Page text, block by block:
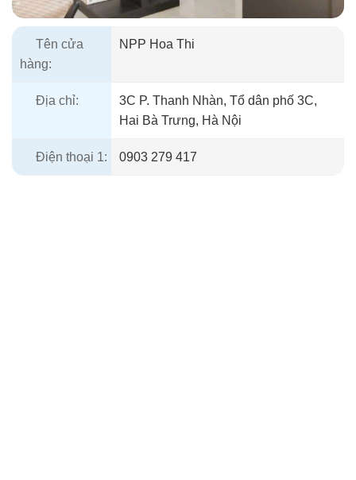
Tên cửa
hàng:
NPP Hoa Thi
Địa chỉ:
3C P. Thanh Nhàn, Tổ dân phố 3C,
Hai Bà Trưng, Hà Nội
Điện thoại 1: 0903 279 417